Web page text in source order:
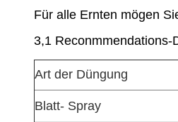
Für alle Ernten mögen
3,1 Reconmmendations-
Art der Düngung
Blatt- Spray